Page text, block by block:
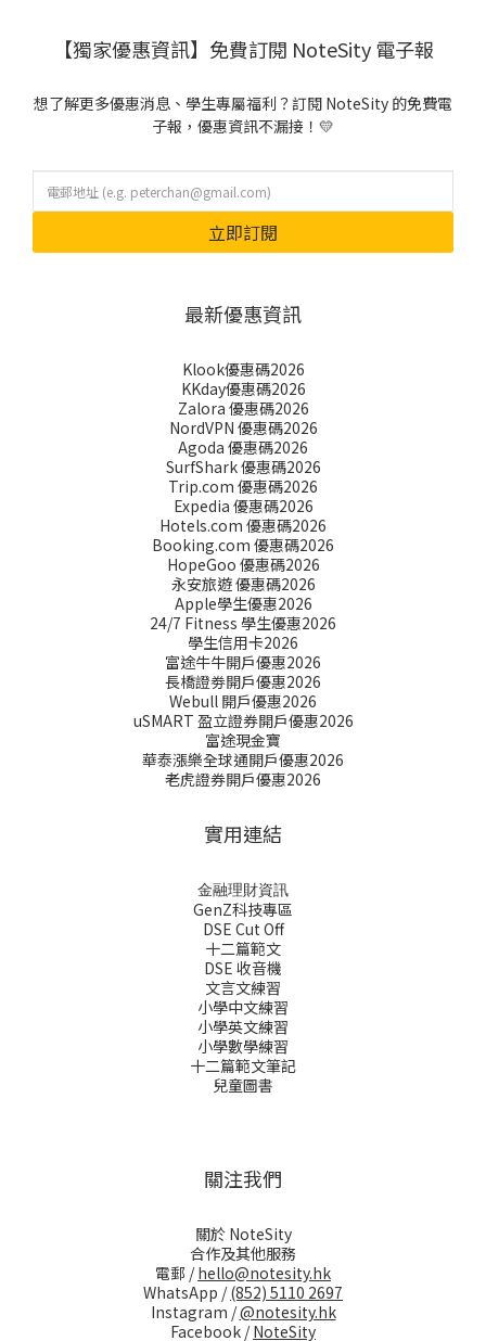
【獨家優惠資訊】免費訂閱 NoteSity 電子報
想了解更多優惠消息、學生專屬福利？訂閱 NoteSity 的免費電
子報，優惠資訊不漏接！💛
立即訂閱
最新優惠資訊
Klook優惠碼2026
KKday優惠碼2026
Zalora 優惠碼2026
NordVPN 優惠碼2026
Agoda 優惠碼2026
SurfShark 優惠碼2026
Trip.com 優惠碼2026
Expedia 優惠碼2026
Hotels.com 優惠碼2026
Booking.com 優惠碼2026
HopeGoo 優惠碼2026
永安旅遊 優惠碼2026
Apple學生優惠2026
24/7 Fitness 學生優惠2026
學生信用卡2026
富途牛牛開戶優惠2026
長橋證劵開戶優惠2026
Webull 開戶優惠2026
uSMART 盈立證券開戶優惠2026
富途現金寶
華泰漲樂全球通開戶優惠2026
老虎證券開戶優惠2026
實用連結
金融理財資訊
GenZ科技專區
DSE Cut Off
十二篇範文
DSE 收音機
文言文練習
小學中文練習
小學英文練習
小學數學練習
十二篇範文筆記
兒童圖書
關注我們
關於 NoteSity
合作及其他服務
電郵 /hello@notesity.hk
WhatsApp /(852) 5110 2697
Instagram /@notesity.hk
Facebook /NoteSity